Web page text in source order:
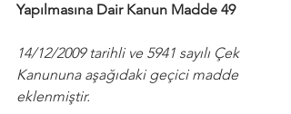
Yapılmasına Dair Kanun Madde 49
14/12/2009 tarihli ve 5941 sayılı Çek
Kanununa aşağıdaki geçici madde
eklenmiştir.